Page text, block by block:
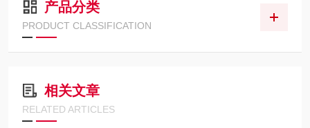
产品分类
PRODUCT CLASSIFICATION
相关文章
RELATED ARTICLES